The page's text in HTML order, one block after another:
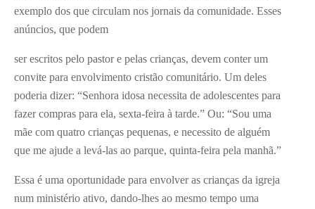
exemplo dos que circulam nos jornais da comunidade. Esses
anúncios, que podem
ser escritos pelo pastor e pelas crianças, devem conter um
convite para envolvimento cristão comunitário. Um deles
poderia dizer: “Senhora idosa necessita de adolescentes para
fazer compras para ela, sexta-feira à tarde.” Ou: “Sou uma
mãe com quatro crianças pequenas, e necessito de alguém
que me ajude a levá-las ao parque, quinta-feira pela manhã.”
Essa é uma oportunidade para envolver as crianças da igreja
num ministério ativo, dando-lhes ao mesmo tempo uma